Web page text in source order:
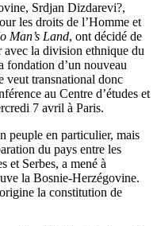
Srdjan Dizdarevi?,
les droits de l’Homme et
Man’s Land, ont décidé de
la division ethnique du
fondation d’un nouveau
veut transnational donc
au Centre d’études et
7 avril à Paris.
peuple en particulier, mais
du pays entre les
et Serbes, a mené à
la Bosnie-Herzégovine.
la constitution de